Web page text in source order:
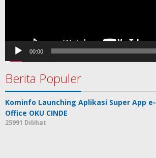
00:00
Berita Populer
Kominfo Launching Aplikasi Super App e-
Office OKU CINDE
25991 Dilihat